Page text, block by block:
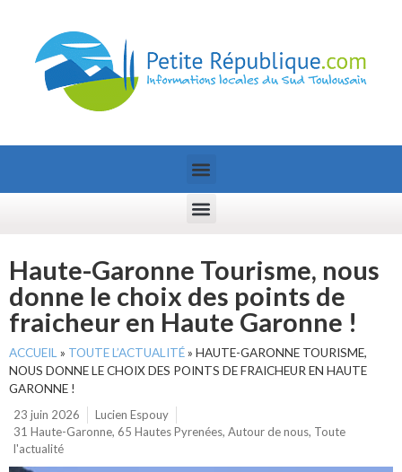
Haute-Garonne Tourisme, nous
donne le choix des points de
fraicheur en Haute Garonne !
ACCUEIL » TOUTE L’ACTUALITÉ» HAUTE-GARONNE TOURISME,
NOUS DONNE LE CHOIX DES POINTS DE FRAICHEUR EN HAUTE
GARONNE !
23 juin 2026
Lucien Espouy
31 Haute-Garonne, 65 Hautes Pyrenées, Autour de nous, Toute
l'actualité